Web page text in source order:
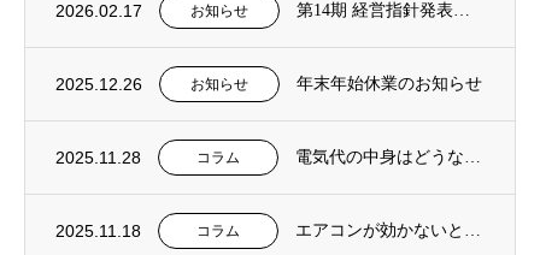
2026.02.17 お知らせ 第14期 経営指針発表会を開催しました
2025.12.26 お知らせ 年末年始休業のお知らせ
2025.11.28 コラム 電気代の中身はどうなっている？業界別に簡単整理 記事をアップしました。
2025.11.18 コラム エアコンが効かないとき、現場が最初に確認する5つのこと 記事をアップしました。